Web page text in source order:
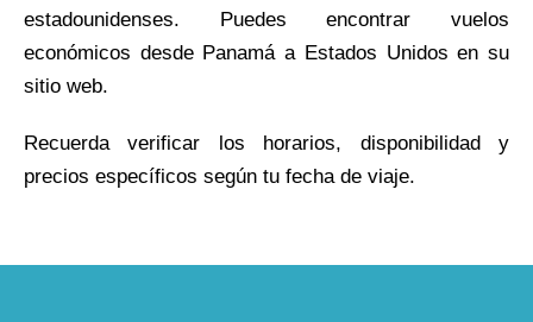
estadounidenses. Puedes encontrar vuelos
económicos desde Panamá a Estados Unidos en su
sitio web.
Recuerda verificar los horarios, disponibilidad y
precios específicos según tu fecha de viaje.